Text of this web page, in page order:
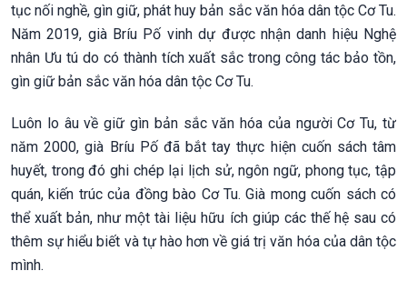
tục nối nghề, gìn giữ, phát huy bản sắc văn hóa dân tộc Cơ Tu.
Năm 2019, già Bríu Pố vinh dự được nhận danh hiệu Nghệ
nhân Ưu tú do có thành tích xuất sắc trong công tác bảo tồn,
gìn giữ bản sắc văn hóa dân tộc Cơ Tu.
Luôn lo âu về giữ gìn bản sắc văn hóa của người Cơ Tu, từ
năm 2000, già Bríu Pố đã bắt tay thực hiện cuốn sách tâm
huyết, trong đó ghi chép lại lịch sử, ngôn ngữ, phong tục, tập
quán, kiến trúc của đồng bào Cơ Tu. Già mong cuốn sách có
thể xuất bản, như một tài liệu hữu ích giúp các thế hệ sau có
thêm sự hiểu biết và tự hào hơn về giá trị văn hóa của dân tộc
mình.